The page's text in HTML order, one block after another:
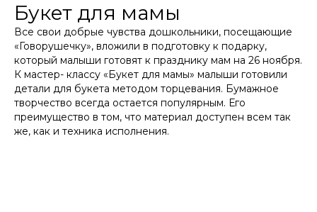
Букет для мамы
Все свои добрые чувства дошкольники, посещающие
«Говорушечку», вложили в подготовку к подарку,
который малыши готовят к празднику мам на 26 ноября.
К мастер- классу «Букет для мамы» малыши готовили
детали для букета методом торцевания. Бумажное
творчество всегда остается популярным. Его
преимущество в том, что материал доступен всем так
же, как и техника исполнения.